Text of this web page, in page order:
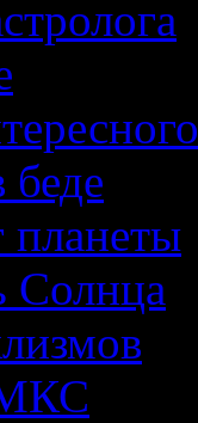
планеты
Солнца